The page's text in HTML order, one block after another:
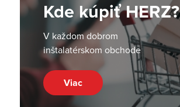
Kde kúpiť HERZ?
V každom dobrom
inštalatérskom obchode
Viac